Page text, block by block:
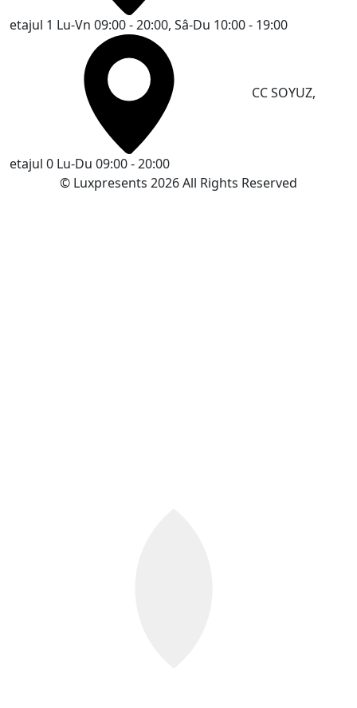
etajul 1 Lu-Vn 09:00 - 20:00, Sâ-Du 10:00 - 19:00
CC SOYUZ,
etajul 0 Lu-Du 09:00 - 20:00
© Luxpresents 2026 All Rights Reserved